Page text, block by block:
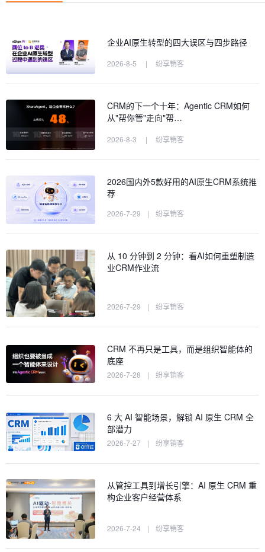
企业AI原生转型的四大误区与四步路径
2026-8-5 | 纷享销客
CRM的下一个十年：Agentic CRM如何
从"帮你管"走向"帮…
2026-8-3 | 纷享销客
2026国内外5款好用的AI原生CRM系统推
荐
2026-7-29 | 纷享销客
从 10 分钟到 2 分钟：看AI如何重塑制造
业CRM作业流
2026-7-29 | 纷享销客
CRM 不再只是工具，而是组织智能体的
底座
2026-7-28 | 纷享销客
6 大 AI 智能场景，解锁 AI 原生 CRM 全
部潜力
2026-7-27 | 纷享销客
从管控工具到增长引擎：AI 原生 CRM 重
构企业客户经营体系
2026-7-24 | 纷享销客